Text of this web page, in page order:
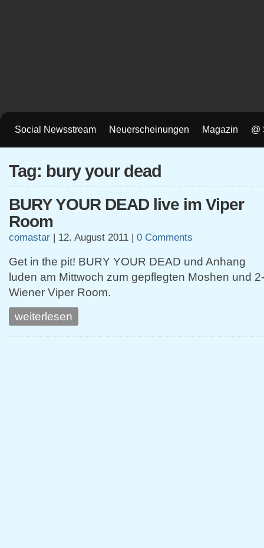
Social Newsstream Neuerscheinungen Magazin @
Tag: bury your dead
BURY YOUR DEAD live im Viper
Room
comastar | 12. August 2011 | 0 Comments
Get in the pit! BURY YOUR DEAD und Anhang
luden am Mittwoch zum gepflegten Moshen und
Wiener Viper Room.
weiterlesen